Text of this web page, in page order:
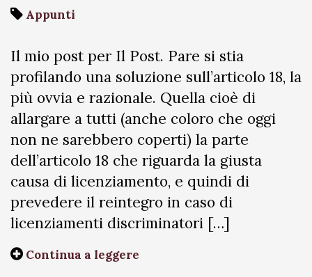
Appunti
Il mio post per Il Post. Pare si stia
profilando una soluzione sull’articolo 18, la
più ovvia e razionale. Quella cioè di
allargare a tutti (anche coloro che oggi
non ne sarebbero coperti) la parte
dell’articolo 18 che riguarda la giusta
causa di licenziamento, e quindi di
prevedere il reintegro in caso di
licenziamenti discriminatori […]
Continua a leggere